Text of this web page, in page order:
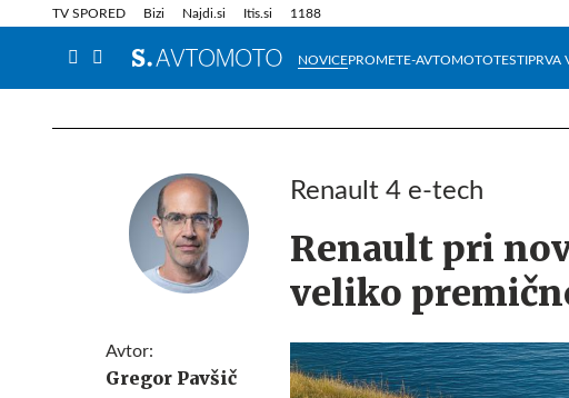
TV SPORED Bizi Najdi.si Itis.si 1188
NOVICEPROMETE-AVTOMOTOTESTIPRVA
Info in obvestila Tehnik
Avtor:
Gregor Pavšič
Renault 4 e-tech
Renault pri
veliko